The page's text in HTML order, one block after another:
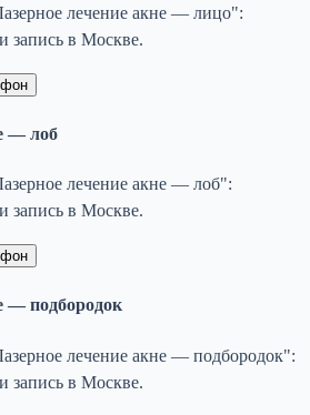
лечение акне — лицо":
запись в Москве.
— лоб
лечение акне — лоб":
запись в Москве.
— подбородок
лечение акне — подбородок":
запись в Москве.